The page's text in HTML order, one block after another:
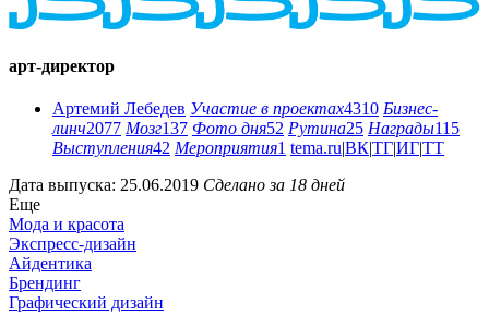
арт-директор
Артемий Лебедев Участие в проектах4310 Бизнес-
линч2077 Мозг137 Фото дня52 Рутина25 Награды115
Выступления42 Мероприятия1 tema.ru|ВК|ТГ|ИГ|ТТ
Дата выпуска: 25.06.2019 Сделано за 18 дней
Еще
Мода и красота
Экспресс-дизайн
Айдентика
Брендинг
Графический дизайн